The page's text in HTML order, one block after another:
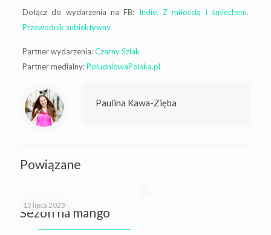
Dołącz do wydarzenia na FB: Indie. Z miłością i śmiechem.
Przewodnik subiektywny
Partner wydarzenia:Czarny Szlak
Partner medialny:PoludniowaPolska.pl
Paulina Kawa-Zięba
Powiązane
13 lipca 2023
Sezon na mango